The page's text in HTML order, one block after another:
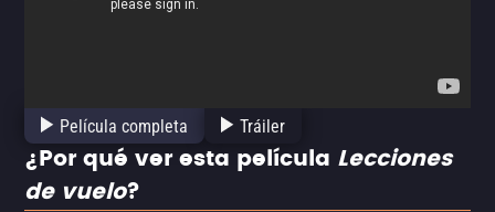
Película completa Tráiler
¿Por qué ver esta película Lecciones
de vuelo?